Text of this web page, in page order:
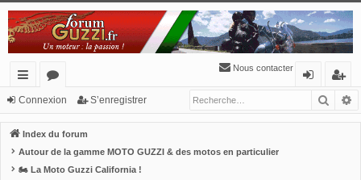
cc
ès
ra
pi
or
u
m
s
Nous contacter
n
’e
nr
Connexion S’enregistrer
Index du forum
Autour de la gamme MOTO GUZZI & des motos en particulier
🏍 La Moto Guzzi California !